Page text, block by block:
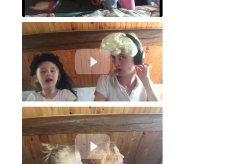
Le déconfinement ou l’heure des révélations
Le 19 - Cannes - Les bons artistes sans intermittence.